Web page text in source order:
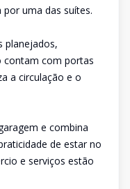
uma das suítes.
planejados,
contam com portas
a circulação e o
e combina
de estar no
e serviços estão